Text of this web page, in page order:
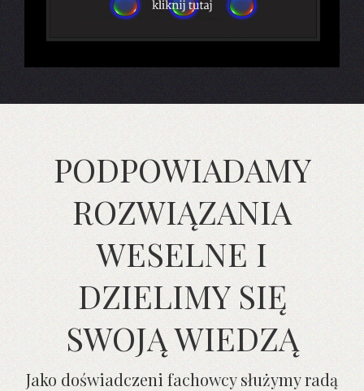
PODPOWIADAMY
ROZWIĄZANIA
WESELNE I
DZIELIMY SIĘ
SWOJĄ WIEDZĄ
Jako doświadczeni fachowcy służymy radą